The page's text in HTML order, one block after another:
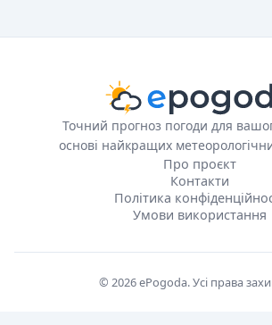
Точний прогноз погоди для
основі найкращих
Про проєкт
Контакти
Політика
Умови використання
© 2026 ePogoda. Усі права